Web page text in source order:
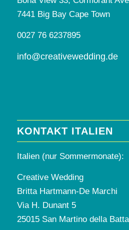
7441 Big Bay Cape Town
0027 76 6237895
info@creativewedding.de
KONTAKT ITALIEN
Italien (nur Sommermonate):
Creative Wedding
Britta Hartmann-De Marchi
Via H. Dunant 5
25015 San Martino della